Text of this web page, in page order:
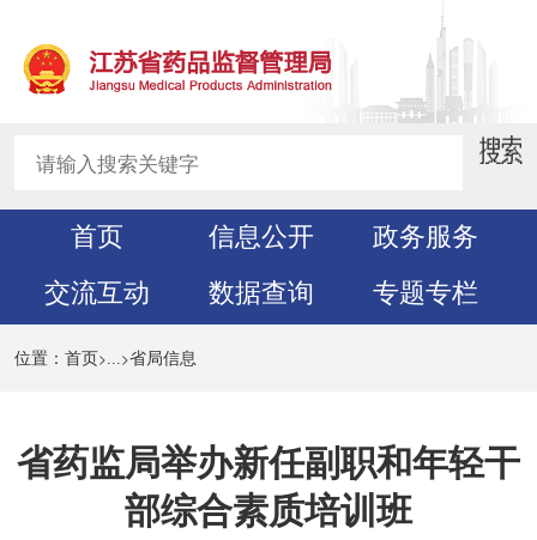
首页 信息公开
政务服务
交流互动
数据查询 专题专栏
位置： 首页> >省局信息
省药监局举办新任副职和年轻干
部综合素质培训班